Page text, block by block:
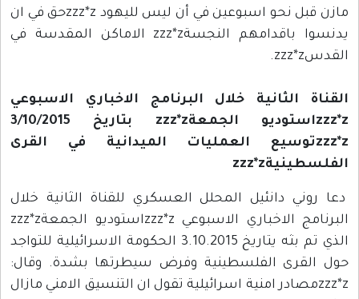
مازن قبل نحو اسبوعين في أن ليس لليهود zzz*zحق في ان
يدنسوا باقدامهم النجسةzzz*z الاماكن المقدسة في
القدسzzz*z.
القناة الثانية خلال البرنامج الاخباري الاسبوعي
zzz*zاستوديو الجمعةzzz*z بتاريخ 3/10/2015
zzz*zتوسيع العمليات الميدانية في القرى
الفلسطينيةzzz*z
دعا روني دانئيل المحلل العسكري للقناة الثانية خلال
البرنامج الاخباري الاسبوعي zzz*zاستوديو الجمعةzzz*z
الذي تم بثه يتاريخ 3.10.2015 الحكومة الاسرائيلية للتواجد
حول القرى الفلسطينية وفرض سيطرتها بشدة. وقال:
zzz*zمصادر امنية اسرائيلية تقول ان التنسيق الامني مازال